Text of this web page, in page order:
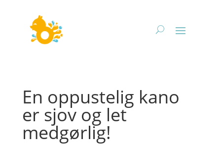
En oppustelig kano
er sjov og let
medgørlig!